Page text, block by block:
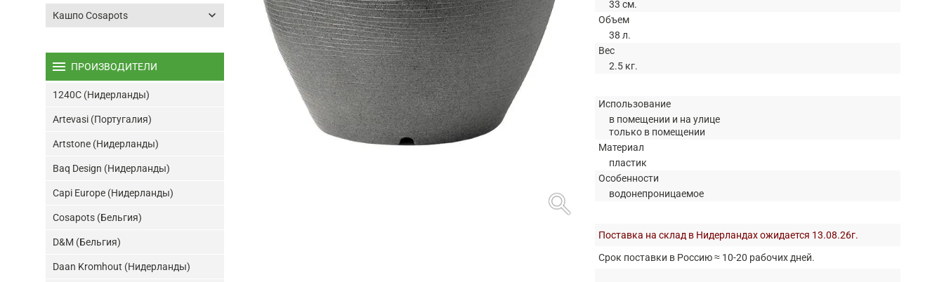
search
33 см.
Объем
38 л.
Вес
2.5 кг.
Использование
в помещении и на улице
только в помещении
Материал
пластик
Особенности
водонепроницаемое
Поставка на склад в Нидерландах ожидается 13.08.26г.
Срок поставки в Россию ≈ 10-20 рабочих дней.
Кашпо Cosapots keyboard_arrow_down
menu ПРОИЗВОДИТЕЛИ
1240C (Нидерланды)
Artevasi (Португалия)
Artstone (Нидерланды)
Baq Design (Нидерланды)
Capi Europe (Нидерланды)
Cosapots (Бельгия)
D&M (Бельгия)
Daan Kromhout (Нидерланды)